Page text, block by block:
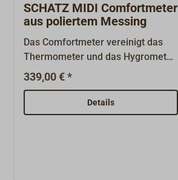
SCHATZ MIDI Comfortmeter
aus poliertem Messing
Das Comfortmeter vereinigt das
Thermometer und das Hygrometer
in einem Instrument. Gehäuse
Messing poliert und zweifach
lackiert, aufklappbar mit
Knebelverschluss. Ein Instrument
339,00 € *
Details